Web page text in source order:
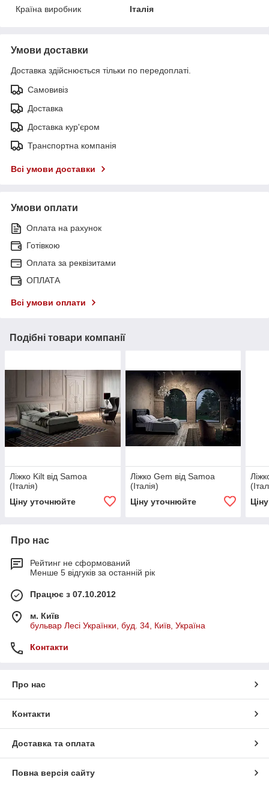
Країна виробник
Італія
Умови доставки
Доставка здійснюється тільки по передоплаті.
Самовивіз
Доставка
Доставка кур'єром
Транспортна компанія
Всі умови доставки
Умови оплати
Оплата на рахунок
Готівкою
Оплата за реквізитами
ОПЛАТА
Всі умови оплати
Подібні товари компанії
Ліжко Kilt від Samoa
(Італія)
Ціну уточнюйте
Ліжко Gem від Samoa
(Італія)
Ціну уточнюйте
Про нас
Рейтинг не сформований
Менше 5 відгуків за останній рік
Працює з 07.10.2012
м. Київ
бульвар Лесі Українки, буд. 34, Київ, Україна
Контакти
Про нас
Контакти
Доставка та оплата
Повна версія сайту